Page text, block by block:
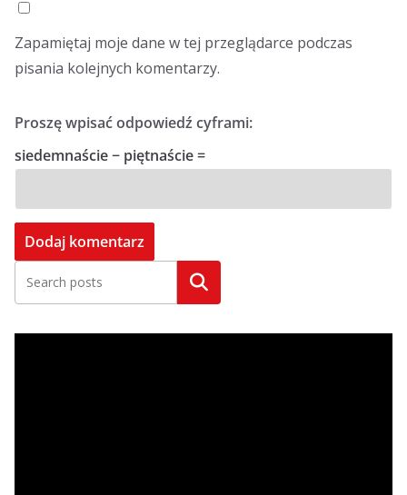
Zapamiętaj moje dane w tej przeglądarce podczas
pisania kolejnych komentarzy.
Proszę wpisać odpowiedź cyframi:
siedemnaście − piętnaście =
Szukaj